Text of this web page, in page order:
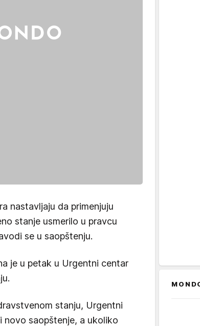
nastavljaju da primenjuju
stanje usmerilo u pravcu
se u saopštenju.
je u petak u Urgentni centar
stanju, Urgentni
novo saopštenje, a ukoliko